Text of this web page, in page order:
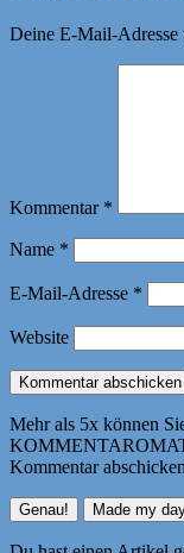
Deine E-Mail-
Kommentar *
Name *
E-Mail-Adresse *
Website
Mehr als 5x können
Kommentar abschicken